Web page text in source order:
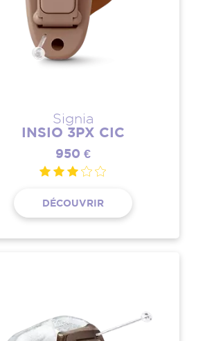
Signia
INSIO 3PX CIC
950 €
DÉCOUVRIR